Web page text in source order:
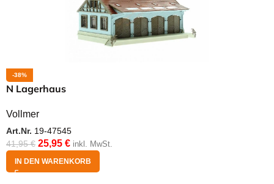
-38%
N Lagerhaus
Vollmer
Art.Nr. 19-47545
41,95€ 25,95 € inkl. MwSt.
IN DEN WARENKORB